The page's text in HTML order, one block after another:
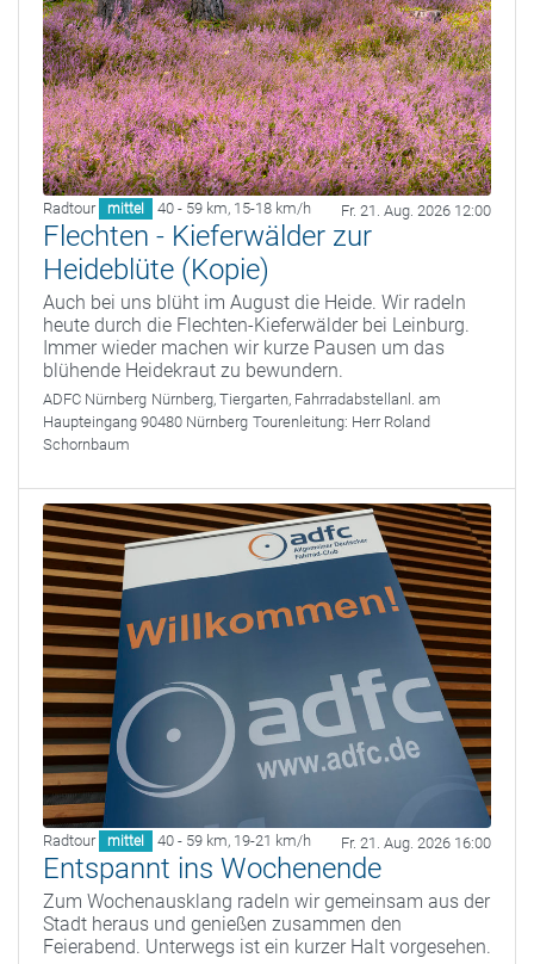
Radtour mittel 40 - 59 km, 15-18 km/h Fr. 21. Aug. 2026 12:00
Flechten - Kieferwälder zur
Heideblüte (Kopie)
Auch bei uns blüht im August die Heide. Wir radeln
heute durch die Flechten-Kieferwälder bei Leinburg.
Immer wieder machen wir kurze Pausen um das
blühende Heidekraut zu bewundern.
ADFC Nürnberg Nürnberg, Tiergarten, Fahrradabstellanl. am
Haupteingang 90480 Nürnberg Tourenleitung: Herr Roland
Schornbaum
Radtour mittel 40 - 59 km, 19-21 km/h Fr. 21. Aug. 2026 16:00
Entspannt ins Wochenende
Zum Wochenausklang radeln wir gemeinsam aus der
Stadt heraus und genießen zusammen den
Feierabend. Unterwegs ist ein kurzer Halt vorgesehen.